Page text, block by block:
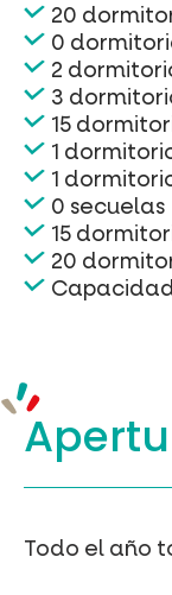
20
0
2
3
15
1
1
0 secuelas
15
20
Todo el año